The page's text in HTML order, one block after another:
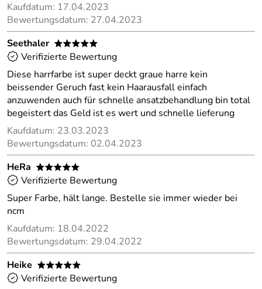
Kaufdatum: 17.04.2023
Bewertungsdatum: 27.04.2023
Seethaler
*****
Verifizierte Bewertung
Diese harrfarbe ist super deckt graue harre kein
beissender Geruch fast kein Haarausfall einfach
anzuwenden auch für schnelle ansatzbehandlung bin total
begeistert das Geld ist es wert und schnelle lieferung
Kaufdatum: 23.03.2023
Bewertungsdatum: 02.04.2023
HeRa
*****
Verifizierte Bewertung
Super Farbe, hält lange. Bestelle sie immer wieder bei
ncm
Kaufdatum: 18.04.2022
Bewertungsdatum: 29.04.2022
Heike
*****
Verifizierte Bewertung